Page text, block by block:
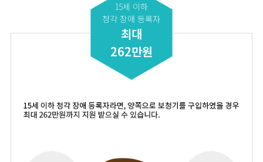
15세 이하
청각 장애 등록자
최대
262만원